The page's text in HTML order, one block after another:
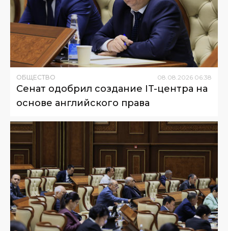
ОБЩЕСТВО 08.08.2026 06:38
Сенат одобрил создание IT-центра на
основе английского права